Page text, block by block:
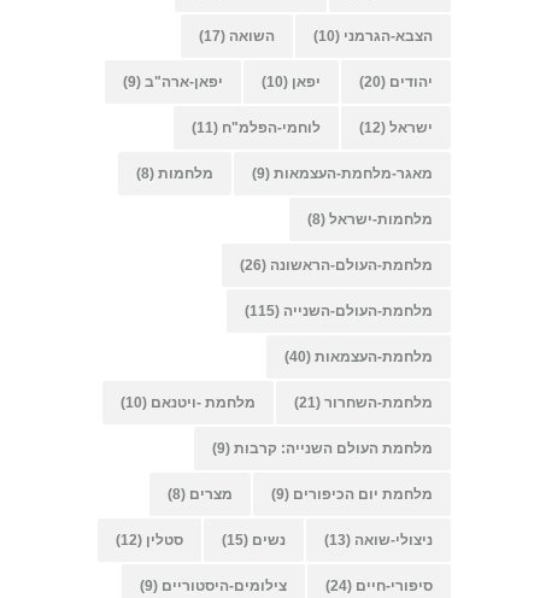
הצבא-הגרמני (10) השואה (17)
יהודים (20) יפאן (10) יפאן-ארה"ב (9)
ישראל (12) לוחמי-הפלמ"ח (11)
מאגר-מלחמת-העצמאות (9) מלחמות (8)
מלחמות-ישראל (8)
מלחמת-העולם-הראשונה (26)
מלחמת-העולם-השנייה (115)
מלחמת-העצמאות (40)
מלחמת-השחרור (21) מלחמת -ויטנאם (10)
מלחמת העולם השנייה: קרבות (9)
מלחמת יום הכיפורים (9) מצרים (8)
ניצולי-שואה (13) נשים (15) סטלין (12)
סיפורי-חיים (24) צילומים-היסטוריים (9)